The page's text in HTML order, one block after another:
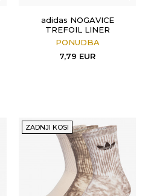
adidas NOGAVICE
TREFOIL LINER
PONUDBA
7,79 EUR
ZADNJI KOSI